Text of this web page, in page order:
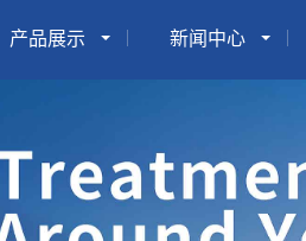
产品展示 新闻中心